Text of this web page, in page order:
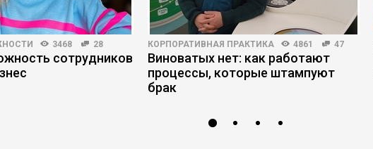
3468 28
сотрудников
КОРПОРАТИВНАЯ ПРАКТИКА 4861 47
Виноватых нет: как работают
процессы, которые штампуют
брак